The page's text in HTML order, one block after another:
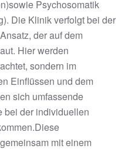
Psychosomatik
Die Klinik verfolgt bei der
der auf dem
Hier werden
sondern im
Einflüssen und dem
sich umfassende
bei der individuellen
mit einem